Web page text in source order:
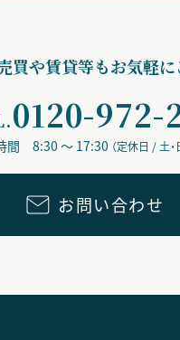
買や賃貸等もお気軽
0120-972-
間 8:30 ～ 17:30 （定休日 / 土・
お問い合わせ